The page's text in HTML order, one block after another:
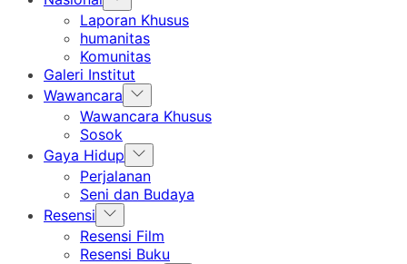
sub
menu
Laporan Khusus
humanitas
Komunitas
Galeri Institut
Wawancara Show
sub
Wawancara Khusus
Sosok
Gaya Hidup Show
sub
menu
Perjalanan
Seni dan Budaya
Resensi Show
sub
menu
Resensi Film
Resensi Buku